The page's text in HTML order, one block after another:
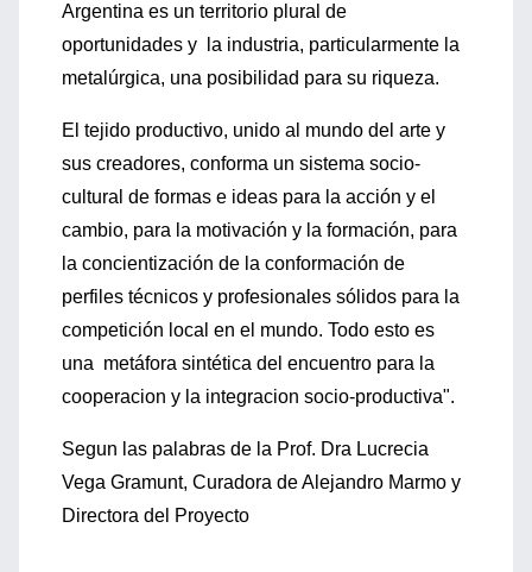
Argentina es un territorio plural de
oportunidades y la industria, particularmente la
metalúrgica, una posibilidad para su riqueza.
El tejido productivo, unido al mundo del arte y
sus creadores, conforma un sistema socio-
cultural de formas e ideas para la acción y el
cambio, para la motivación y la formación, para
la concientización de la conformación de
perfiles técnicos y profesionales sólidos para la
competición local en el mundo. Todo esto es
una metáfora sintética del encuentro para la
cooperacion y la integracion socio-productiva".
Segun las palabras de la Prof. Dra Lucrecia
Vega Gramunt, Curadora de Alejandro Marmo y
Directora del Proyecto